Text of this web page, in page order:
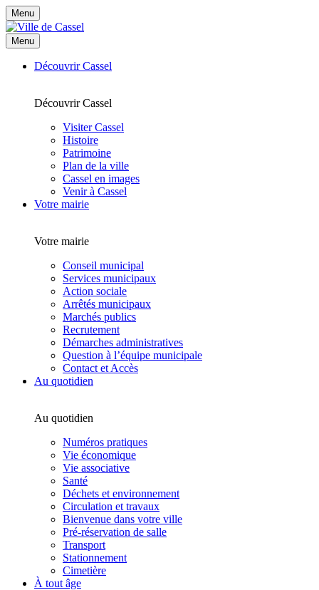
Menu
Menu
Découvrir Cassel
Découvrir Cassel
Visiter Cassel
Histoire
Patrimoine
Plan de la ville
Cassel en images
Venir à Cassel
Votre mairie
Votre mairie
Conseil municipal
Services municipaux
Action sociale
Arrêtés municipaux
Marchés publics
Recrutement
Démarches administratives
Question à l’équipe municipale
Contact et Accès
Au quotidien
Au quotidien
Numéros pratiques
Vie économique
Vie associative
Santé
Déchets et environnement
Circulation et travaux
Bienvenue dans votre ville
Pré-réservation de salle
Transport
Stationnement
Cimetière
À tout âge